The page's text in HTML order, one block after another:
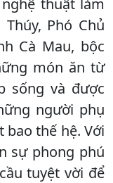
thuật làm
Phó Chủ
Cà Mau, bộc
món ăn từ
sống và được
người phụ
thế hệ. Với
sự phong phú
tuyệt vời để